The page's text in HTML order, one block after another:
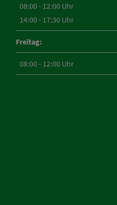
08:00 - 12:00 Uhr
14:00 - 17:30 Uhr
Freitag:
08:00 - 12:00 Uhr